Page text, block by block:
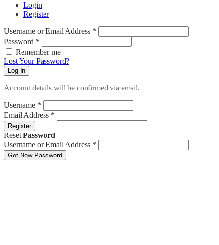
Login
Register
Username or Email Address *
Password *
Remember me
Lost Your Password?
Log In
Account details will be confirmed via email.
Username *
Email Address *
Register
Reset Password
Username or Email Address *
Get New Password